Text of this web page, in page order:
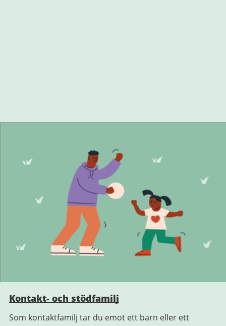
Kontakt- och stödfamilj
Som kontaktfamilj tar du emot ett barn eller ett